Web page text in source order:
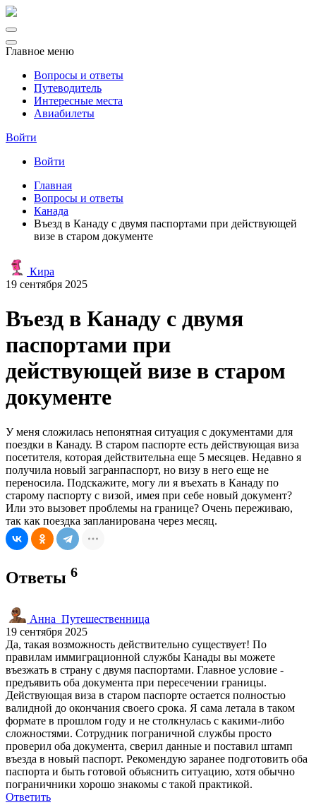
Главное меню
Вопросы и ответы
Путеводитель
Интересные места
Авиабилеты
Войти
Войти
Главная
Вопросы и ответы
Канада
Въезд в Канаду с двумя паспортами при действующей
визе в старом документе
Кира
19 сентября 2025
Въезд в Канаду с двумя
паспортами при
действующей визе в старом
документе
У меня сложилась непонятная ситуация с документами для
поездки в Канаду. В старом паспорте есть действующая виза
посетителя, которая действительна еще 5 месяцев. Недавно я
получила новый загранпаспорт, но визу в него еще не
переносила. Подскажите, могу ли я въехать в Канаду по
старому паспорту с визой, имея при себе новый документ?
Или это вызовет проблемы на границе? Очень переживаю,
так как поездка запланирована через месяц.
Ответы 6
Анна_Путешественница
19 сентября 2025
Да, такая возможность действительно существует! По
правилам иммиграционной службы Канады вы можете
въезжать в страну с двумя паспортами. Главное условие -
предъявить оба документа при пересечении границы.
Действующая виза в старом паспорте остается полностью
валидной до окончания своего срока. Я сама летала в таком
формате в прошлом году и не столкнулась с какими-либо
сложностями. Сотрудник пограничной службы просто
проверил оба документа, сверил данные и поставил штамп
въезда в новый паспорт. Рекомендую заранее подготовить оба
паспорта и быть готовой объяснить ситуацию, хотя обычно
пограничники хорошо знакомы с такой практикой.
Ответить